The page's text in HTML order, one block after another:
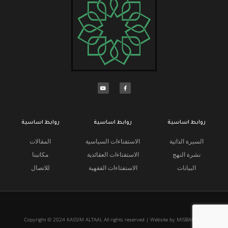
روابط اساسية
السيرة الذاتية
نشرة النهج
البيانات
روابط اساسية
الاستفتاءات السياسية
الاستفتاءات العقائدية
الاستفتاءات الفقهية
روابط اساسية
المقالات
مكاتبنا
للاتصال
Copyright © 2024 KASSIM ALTAAI, All rights reserved | Website by MISBARcom